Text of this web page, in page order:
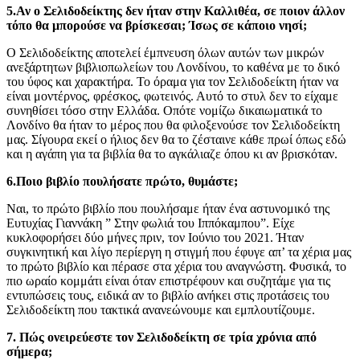
5.Αν ο Σελιδοδείκτης δεν ήταν στην Καλλιθέα, σε ποιον άλλον
τόπο θα μπορούσε να βρίσκεσαι; Ίσως σε κάποιο νησί;
Ο Σελιδοδείκτης αποτελεί έμπνευση όλων αυτών των μικρών
ανεξάρτητων βιβλιοπωλείων του Λονδίνου, το καθένα με το δικό
του ύφος και χαρακτήρα. Το όραμα για τον Σελιδοδείκτη ήταν να
είναι μοντέρνος, φρέσκος, φωτεινός. Αυτό το στυλ δεν το είχαμε
συνηθίσει τόσο στην Ελλάδα. Οπότε νομίζω δικαιωματικά το
Λονδίνο θα ήταν το μέρος που θα φιλοξενούσε τον Σελιδοδείκτη
μας. Σίγουρα εκεί ο ήλιος δεν θα το ζέσταινε κάθε πρωί όπως εδώ
και η αγάπη για τα βιβλία θα το αγκάλιαζε όπου κι αν βρισκόταν.
6.Ποιο βιβλίο πουλήσατε πρώτο, θυμάστε;
Ναι, το πρώτο βιβλίο που πουλήσαμε ήταν ένα αστυνομικό της
Ευτυχίας Γιαννάκη ” Στην φωλιά του Ιππόκαμπου”. Είχε
κυκλοφορήσει δύο μήνες πριν, τον Ιούνιο του 2021. Ήταν
συγκινητική και λίγο περίεργη η στιγμή που έφυγε απ’ τα χέρια μας
το πρώτο βιβλίο και πέρασε στα χέρια του αναγνώστη. Φυσικά, το
πιο ωραίο κομμάτι είναι όταν επιστρέφουν και συζητάμε για τις
εντυπώσεις τους, ειδικά αν το βιβλίο ανήκει στις προτάσεις του
Σελιδοδείκτη που τακτικά ανανεώνουμε και εμπλουτίζουμε.
7. Πώς ονειρεύεστε τον Σελιδοδείκτη σε τρία χρόνια από
σήμερα;